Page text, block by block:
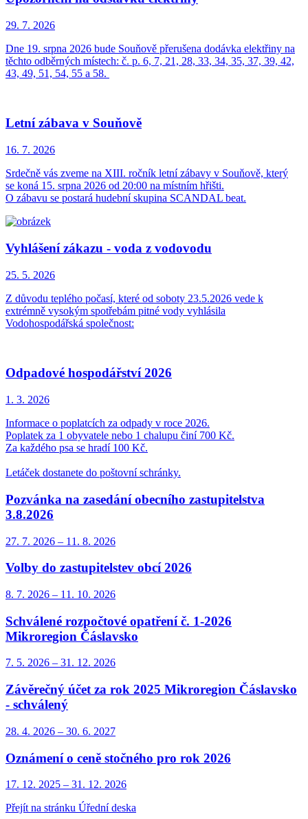
29. 7. 2026
Dne 19. srpna 2026 bude Souňově přerušena dodávka elektřiny na
těchto odběrných místech: č. p. 6, 7, 21, 28, 33, 34, 35, 37, 39, 42,
43, 49, 51, 54, 55 a 58.
Letní zábava v Souňově
16. 7. 2026
Srdečně vás zveme na XIII. ročník letní zábavy v Souňově, který
se koná 15. srpna 2026 od 20:00 na místním hřišti.
O zábavu se postará hudební skupina SCANDAL beat.
Vyhlášení zákazu - voda z vodovodu
25. 5. 2026
Z důvodu teplého počasí, které od soboty 23.5.2026 vede k
extrémně vysokým spotřebám pitné vody vyhlásila
Vodohospodářská společnost:
Odpadové hospodářství 2026
1. 3. 2026
Informace o poplatcích za odpady v roce 2026.
Poplatek za 1 obyvatele nebo 1 chalupu činí 700 Kč.
Za každého psa se hradí 100 Kč.
Letáček dostanete do poštovní schránky.
Pozvánka na zasedání obecního zastupitelstva
3.8.2026
27. 7. 2026 – 11. 8. 2026
Volby do zastupitelstev obcí 2026
8. 7. 2026 – 11. 10. 2026
Schválené rozpočtové opatření č. 1-2026
Mikroregion Čáslavsko
7. 5. 2026 – 31. 12. 2026
Závěrečný účet za rok 2025 Mikroregion Čáslavsko
- schválený
28. 4. 2026 – 30. 6. 2027
Oznámení o ceně stočného pro rok 2026
17. 12. 2025 – 31. 12. 2026
Přejít na stránku Úřední deska